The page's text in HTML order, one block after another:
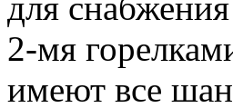
для
2-мя
имеют все